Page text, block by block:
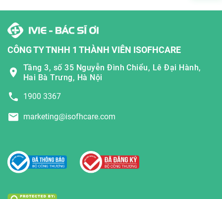
CÔNG TY TNHH 1 THÀNH VIÊN ISOFHCARE
Tầng 3, số 35 Nguyễn Đình Chiểu, Lê Đại Hành,
Hai Bà Trưng, Hà Nội
1900 3367
marketing@isofhcare.com